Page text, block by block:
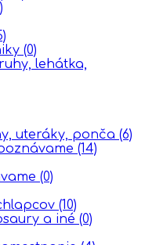
(0)
lehátka,
uteráky, ponča (6)
(14)
(0)
(10)
a iné (0)